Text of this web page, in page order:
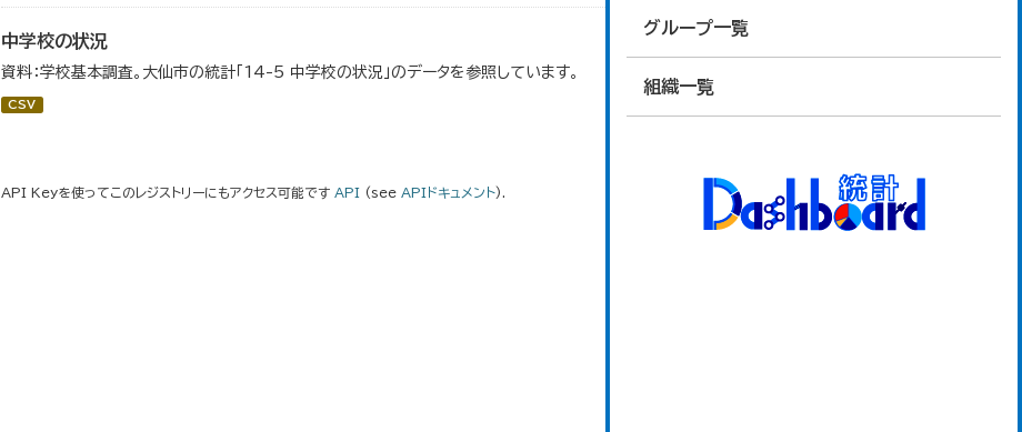
グループ一覧
組織一覧
中学校の状況
資料：学校基本調査。大仙市の統計「14-5 中学校の状況」のデータを参照しています。
CSV
API Keyを使ってこのレジストリーにもアクセス可能です API (see APIドキュメント).